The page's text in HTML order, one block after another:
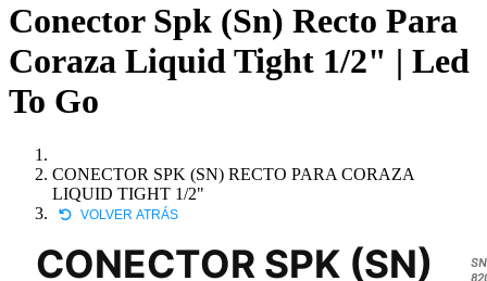
Conector Spk (Sn) Recto Para
Coraza Liquid Tight 1/2" | Led
To Go
CONECTOR SPK (SN) RECTO PARA CORAZA
LIQUID TIGHT 1/2"
VOLVER ATRÁS
CONECTOR SPK (SN)